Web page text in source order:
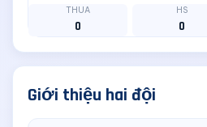
THUA
0
HS
0
Giới thiệu hai đội